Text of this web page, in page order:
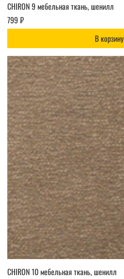
CHIRON 9 мебельная ткань, шенилл
799 ₽
В корзину
CHIRON 10 мебельная ткань, шенилл